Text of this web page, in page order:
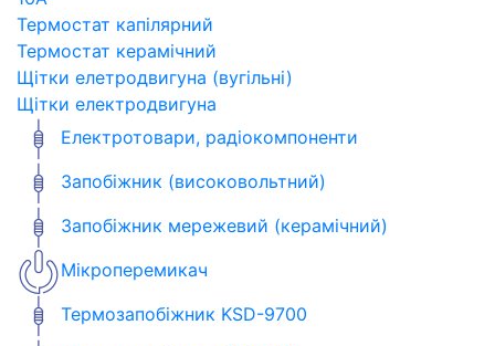
Термостат капілярний
Термостат керамічний
Щітки елетродвигуна (вугільні)
Щітки електродвигуна
Електротовари, радіокомпоненти
Запобіжник (високовольтний)
Запобіжник мережевий (керамічний)
Мікроперемикач
Термозапобіжник KSD-9700